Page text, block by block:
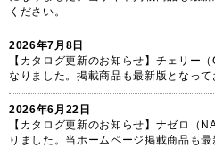
ください。
2026年7月8日
【カタログ更新のお知らせ】チェリー
なりました。掲載商品も最新版となって
2026年6月22日
【カタログ更新のお知らせ】ナゼロ（
りました。当ホームページ掲載商品も